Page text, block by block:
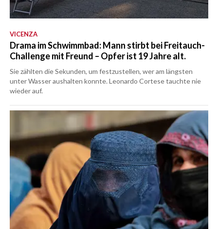
VICENZA
Drama im Schwimmbad: Mann stirbt bei Freitauch-
Challenge mit Freund – Opfer ist 19 Jahre alt.
Sie zählten die Sekunden, um festzustellen, wer am längsten
unter Wasser aushalten konnte. Leonardo Cortese tauchte nie
wieder auf.